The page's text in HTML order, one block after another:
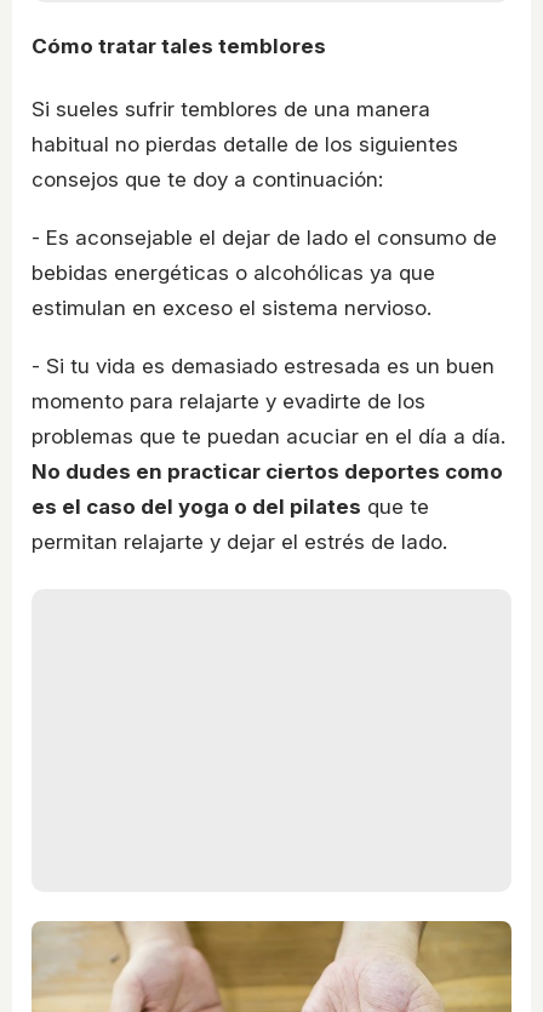
Cómo tratar tales temblores
Si sueles sufrir temblores de una manera
habitual no pierdas detalle de los siguientes
consejos que te doy a continuación:
- Es aconsejable el dejar de lado el consumo de
bebidas energéticas o alcohólicas ya que
estimulan en exceso el sistema nervioso.
- Si tu vida es demasiado estresada es un buen
momento para relajarte y evadirte de los
problemas que te puedan acuciar en el día a día.
No dudes en practicar ciertos deportes como
es el caso del yoga o del pilates que te
permitan relajarte y dejar el estrés de lado.